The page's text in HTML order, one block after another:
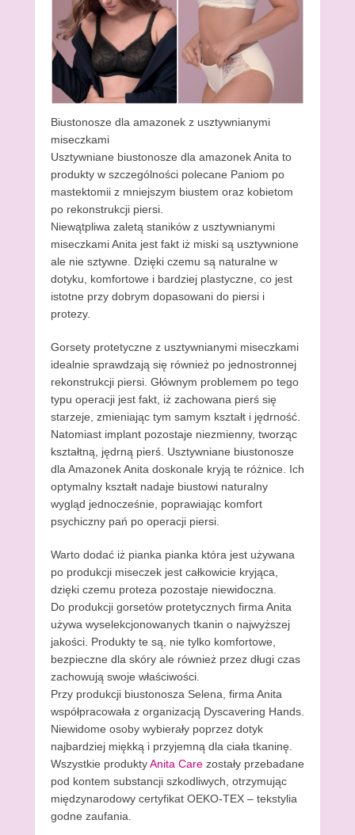
Biustonosze dla amazonek z usztywnianymi
miseczkami
Usztywniane biustonosze dla amazonek Anita to
produkty w szczególności polecane Paniom po
mastektomii z mniejszym biustem oraz kobietom
po rekonstrukcji piersi.
Niewątpliwa zaletą staników z usztywnianymi
miseczkami Anita jest fakt iż miski są usztywnione
ale nie sztywne. Dzięki czemu są naturalne w
dotyku, komfortowe i bardziej plastyczne, co jest
istotne przy dobrym dopasowani do piersi i
protezy.
Gorsety protetyczne z usztywnianymi miseczkami
idealnie sprawdzają się również po jednostronnej
rekonstrukcji piersi. Głównym problemem po tego
typu operacji jest fakt, iż zachowana pierś się
starzeje, zmieniając tym samym kształt i jędrność.
Natomiast implant pozostaje niezmienny, tworząc
kształtną, jędrną pierś. Usztywniane biustonosze
dla Amazonek Anita doskonale kryją te różnice. Ich
optymalny kształt nadaje biustowi naturalny
wygląd jednocześnie, poprawiając komfort
psychiczny pań po operacji piersi.
Warto dodać iż pianka pianka która jest używana
po produkcji miseczek jest całkowicie kryjąca,
dzięki czemu proteza pozostaje niewidoczna.
Do produkcji gorsetów protetycznych firma Anita
używa wyselekcjonowanych tkanin o najwyższej
jakości. Produkty te są, nie tylko komfortowe,
bezpieczne dla skóry ale również przez długi czas
zachowują swoje właściwości.
Przy produkcji biustonosza Selena, firma Anita
współpracowała z organizacją Dyscavering Hands.
Niewidome osoby wybierały poprzez dotyk
najbardziej miękką i przyjemną dla ciała tkaninę.
Wszystkie produktyAnita Care zostały przebadane
pod kontem substancji szkodliwych, otrzymując
międzynarodowy certyfikat OEKO-TEX – tekstylia
godne zaufania.